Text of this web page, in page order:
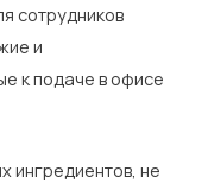
сотрудников
и
к подаче в офисе
ингредиентов, не